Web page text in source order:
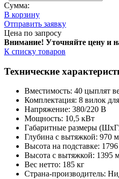
Сумма:
В корзину
Отправить заявку
Цена по запросу
Внимание! Уточняйте цену и
К списку товаров
Технические
Вместимость: 40 цыплят
Комплектация: 8 вилок
Напряжение: 380/220 В
Мощность: 10,5 кВт
Габаритные размеры
Глубина с вытяжкой: 970
Высота на подставке:
Высота с вытяжкой: 1395
Вес нетто: 185 кг
Страна-производитель: